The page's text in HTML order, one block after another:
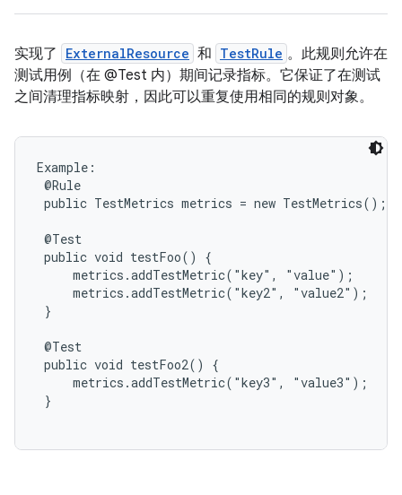
实现了 ExternalResource 和 TestRule 。此规则允许在
测试用例（在 @Test 内）期间记录指标。它保证了在测试
之间清理指标映射，因此可以重复使用相同的规则对象。
Example:
@Rule
public TestMetrics metrics = new TestMetrics();
@Test
public void testFoo() {
     metrics.addTestMetric("key", "value");
     metrics.addTestMetric("key2", "value2");
}
@Test
public void testFoo2() {
     metrics.addTestMetric("key3", "value3");
}